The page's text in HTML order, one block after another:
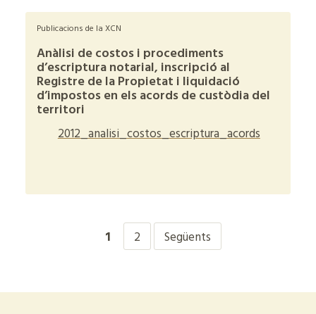
Publicacions de la XCN
Anàlisi de costos i procediments
d’escriptura notarial, inscripció al
Registre de la Propietat i liquidació
d’impostos en els acords de custòdia del
territori
2012_analisi_costos_escriptura_acords
1 2 Següents